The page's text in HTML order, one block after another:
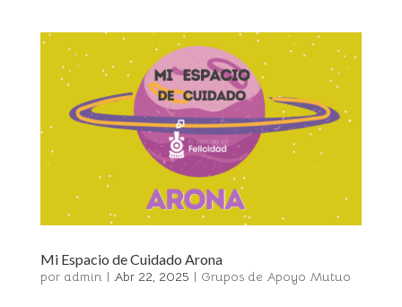
Mi Espacio de Cuidado Arona
por admin | Abr 22, 2025 | Grupos de Apoyo Mutuo